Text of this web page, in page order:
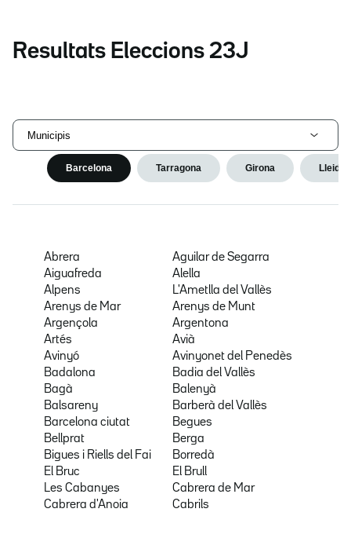
Resultats Eleccions 23J
Municipis
Barcelona Tarragona Girona Lleida
Abrera
Aguilar de Segarra
Aiguafreda
Alella
Alpens
L'Ametlla del Vallès
Arenys de Mar
Arenys de Munt
Argençola
Argentona
Artés
Avià
Avinyó
Avinyonet del Penedès
Badalona
Badia del Vallès
Bagà
Balenyà
Balsareny
Barberà del Vallès
Barcelona ciutat
Begues
Bellprat
Berga
Bigues i Riells del Fai
Borredà
El Bruc
El Brull
Les Cabanyes
Cabrera de Mar
Cabrera d'Anoia
Cabrils